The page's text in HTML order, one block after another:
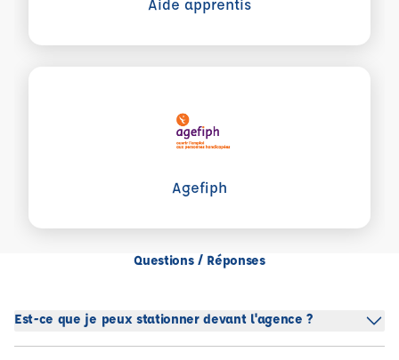
Aide apprentis
Agefiph
Questions / Réponses
Est-ce que je peux stationner devant l'agence ?